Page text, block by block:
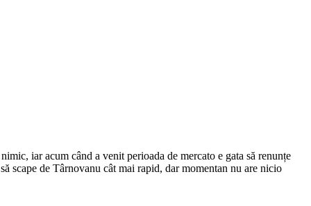
iar acum când a venit perioada de mercato e gata să renunțe
scape de Târnovanu cât mai rapid, dar momentan nu are nicio